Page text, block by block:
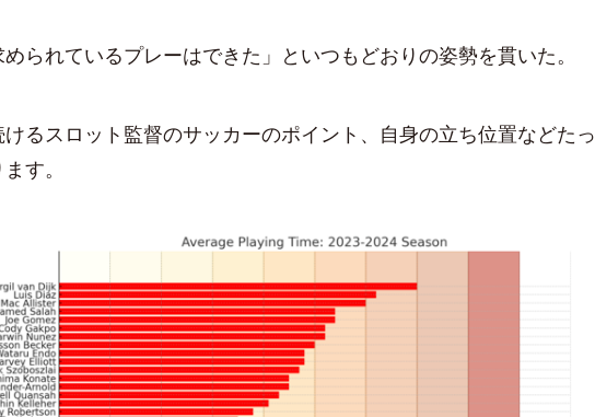
められているプレーはできた」といつもどおりの姿勢を貫いた。
るスロット監督のサッカーのポイント、自身の立ち位置などたっ
す。